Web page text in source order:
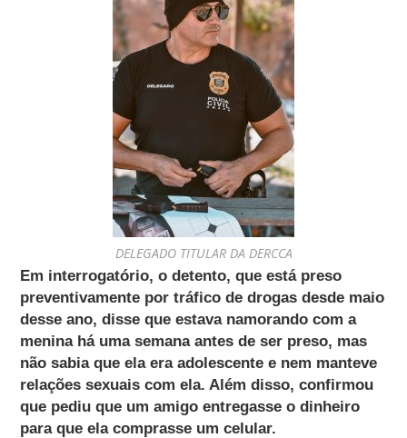
DELEGADO TITULAR DA DERCCA
Em interrogatório, o detento, que está preso
preventivamente por tráfico de drogas desde maio
desse ano, disse que estava namorando com a
menina há uma semana antes de ser preso, mas
não sabia que ela era adolescente e nem manteve
relações sexuais com ela. Além disso, confirmou
que pediu que um amigo entregasse o dinheiro
para que ela comprasse um celular.